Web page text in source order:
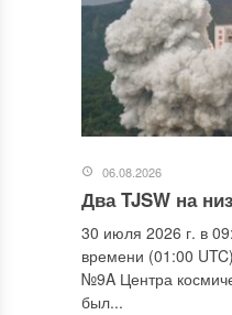
06.08.2026
Два TJSW на
30 июля 2026 г. в
времени (01:00
№9A Центра
был...